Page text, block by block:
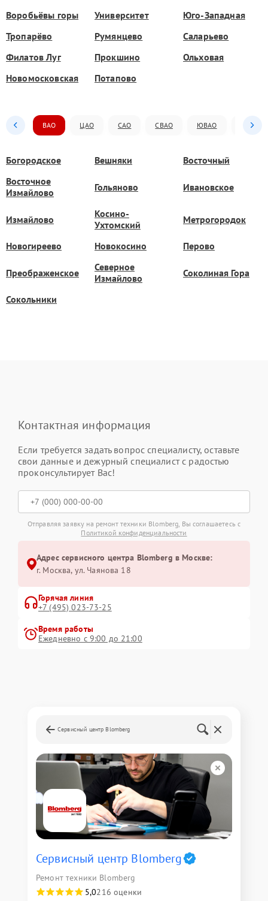
Воробьёвы горы
Университет
Юго-Западная
Тропарёво
Румянцево
Саларьево
Филатов Луг
Прокшино
Ольховая
Новомосковская
Потапово
ВАО ЦАО САО СВАО ЮВАО ЮАО
Богородское Вешняки
Восточный
Восточное
Измайлово
Гольяново Ивановское
Измайлово
Косино-
Ухтомский
Метрогородок
Новогиреево Новокосино Перово
Преображенское
Северное
Измайлово
Соколиная Гора
Сокольники
Контактная информация
Если требуется задать вопрос специалисту, оставьте
свои данные и дежурный специалист с радостью
проконсультирует Вас!
Отправляя заявку на ремонт техники Blomberg, Вы соглашаетесь с
Политикой конфиденциальности
Адрес сервисного центра Blomberg в Москве:
г. Москва, ул. Чаянова 18
Горячая линия
+7 (495) 023-73-25
Время работы
Ежедневно с 9:00 до 21:00
Сервисный центр Blomberg
Сервисный центр Blomberg
Ремонт техники Blomberg
5,0216 оценки